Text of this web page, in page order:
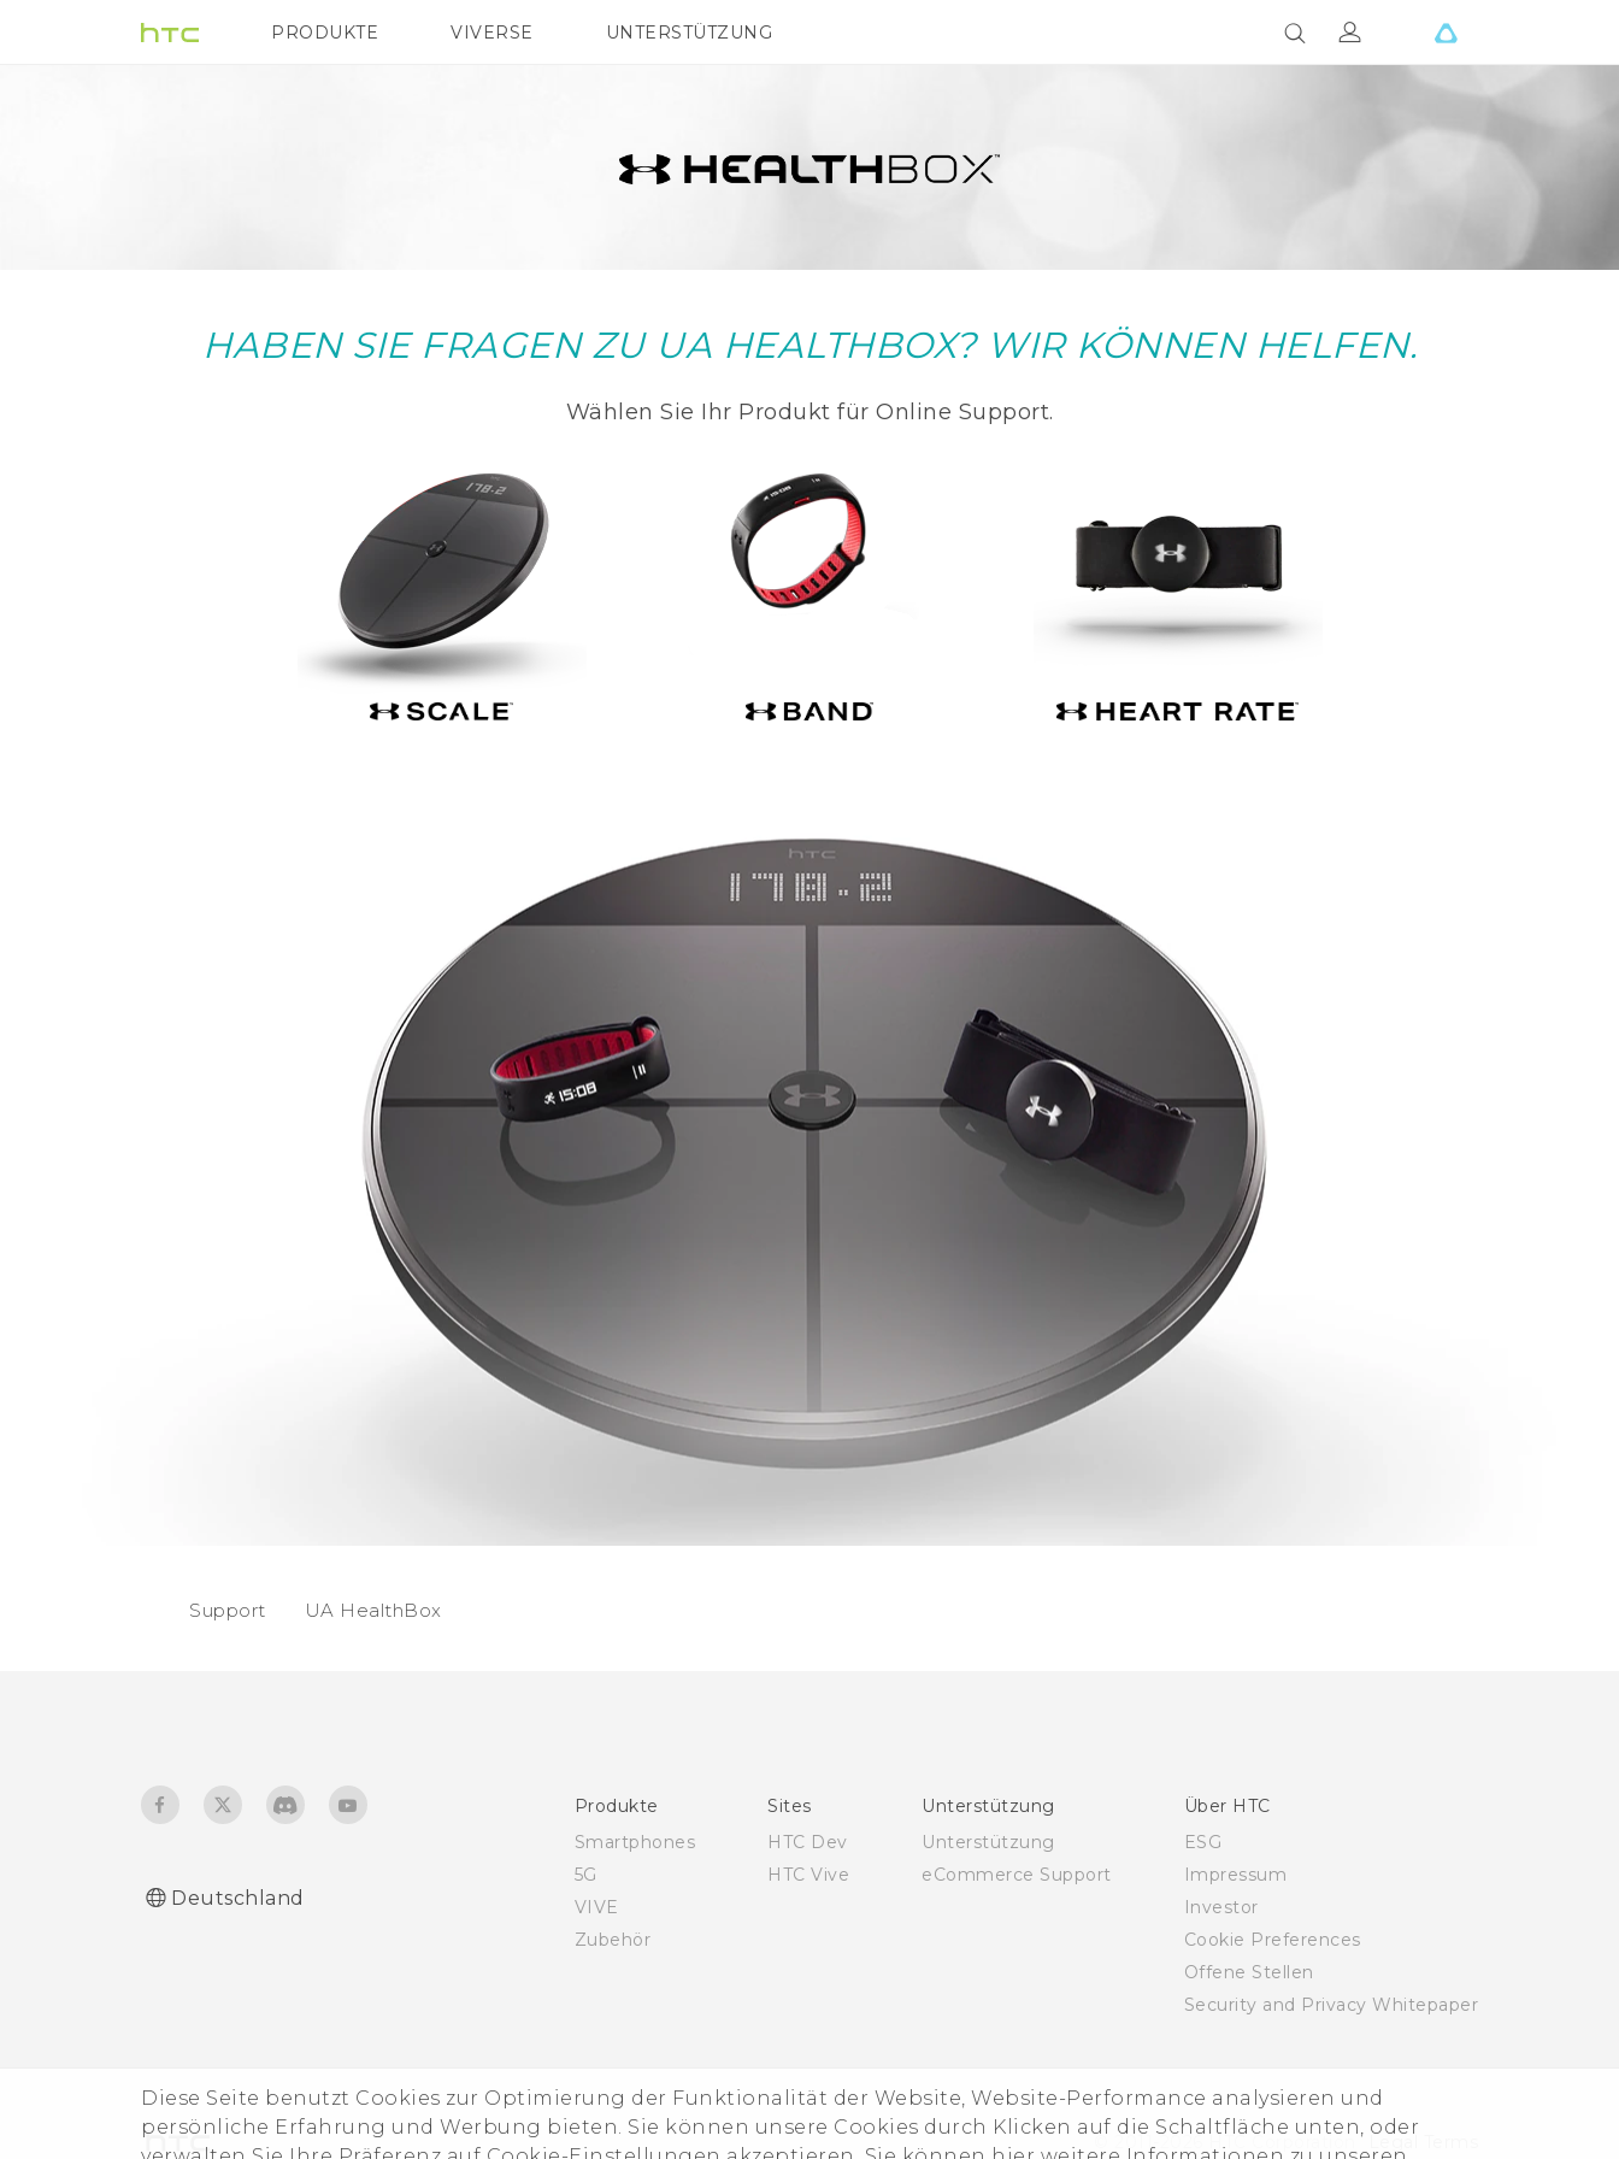
Diese Seite benutzt Cookies zur Optimierung der Funktionalität der Website, Website-Performance analysieren und
persönliche Erfahrung und Werbung bieten. Sie können unsere Cookies durch Klicken auf die Schaltfläche unten, oder
PRODUKTE
VIVE G REIGNS SMARTPHONES
VIVERSE UNTERSTÜTZUNG
HTC-Geräte und Zubehör
HABEN SIE FRAGEN ZU UA HEALTHBOX? WIR KÖNNEN HELFEN.
Wählen Sie Ihr Produkt für Online Support.
Support UA HealthBox
Deutschland
Produkte
Smartphones
5G
VIVE
Zubehör
Sites
HTC Dev
HTC Vive
Unterstützung
Unterstützung
eCommerce Support
Über HTC
ESG
Impressum
Investor
Cookie Preferences
Offene Stellen
Security and Privacy Whitepaper
© 2011-2026 HTC Corporation